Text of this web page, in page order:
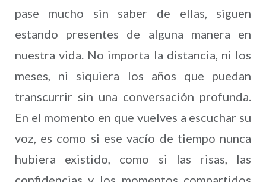
pase mucho sin saber de ellas, siguen
estando presentes de alguna manera en
nuestra vida. No importa la distancia, ni los
meses, ni siquiera los años que puedan
transcurrir sin una conversación profunda.
En el momento en que vuelves a escuchar su
voz, es como si ese vacío de tiempo nunca
hubiera existido, como si las risas, las